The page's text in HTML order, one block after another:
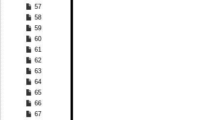
57
58
59
60
61
62
63
64
65
66
67